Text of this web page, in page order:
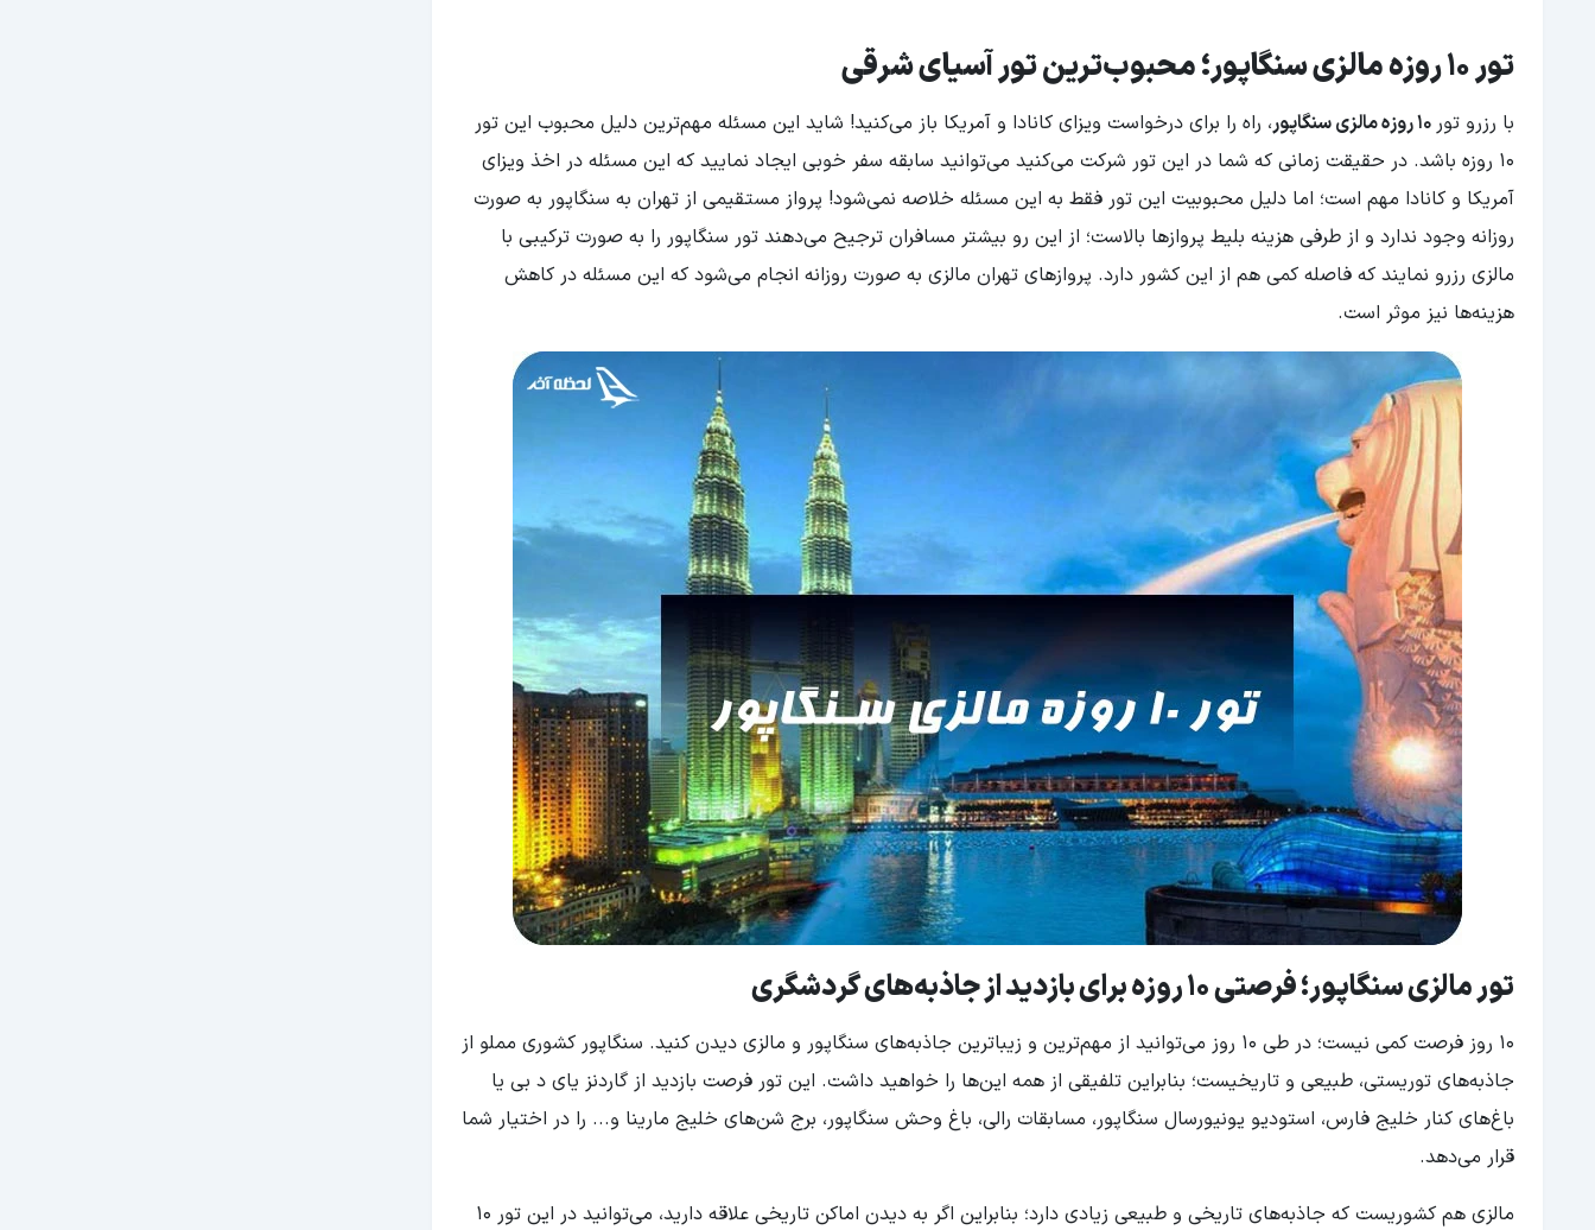
تور 10 روزه مالزی سنگاپور؛ محبوب‌ترین تور آسیای شرقی
با رزرو تور
، راه را برای درخواست ویزای کانادا و آمریکا باز می‌کنید! شاید این مسئله مهم‌ترین دلیل محبوب این تور
10 روزه باشد. در حقیقت زمانی که شما در این تور شرکت می‌کنید می‌توانید سابقه سفر خوبی ایجاد نمایید که این مسئله در اخذ ویزای
آمریکا و کانادا مهم است؛ اما دلیل محبوبیت این تور فقط به این مسئله خلاصه نمی‌شود! پرواز مستقیمی از تهران به سنگاپور به صورت
روزانه وجود ندارد و از طرفی هزینه بلیط پروازها بالاست؛ از این رو بیشتر مسافران ترجیح می‌دهند تور سنگاپور را به صورت ترکیبی با
مالزی رزرو نمایند که فاصله کمی هم از این کشور دارد. پروازهای تهران مالزی به صورت روزانه انجام می‌شود که این مسئله در کاهش
هزینه‌ها نیز موثر است.
تور مالزی سنگاپور؛ فرصتی 10 روزه برای بازدید از جاذبه‌های گردشگری
10 روز فرصت کمی نیست؛ در طی 10 روز می‌توانید از مهم‌ترین و زیباترین جاذبه‌های سنگاپور و مالزی دیدن کنید. سنگاپور کشوری مملو از
جاذبه‌های توریستی، طبیعی و تاریخیست؛ بنابراین تلفیقی از همه این‌ها را خواهید داشت. این تور فرصت بازدید از گاردنز یای د بی یا
باغ‌های کنار خلیج فارس، استودیو یونیورسال سنگاپور، مسابقات رالی، باغ وحش سنگاپور، برج شن‌های خلیج مارینا و... را در اختیار شما
قرار می‌دهد.
مالزی هم کشوریست که جاذبه‌های تاریخی و طبیعی زیادی دارد؛ بنابراین اگر به دیدن اماکن تاریخی علاقه دارید، می‌توانید در این تور 10